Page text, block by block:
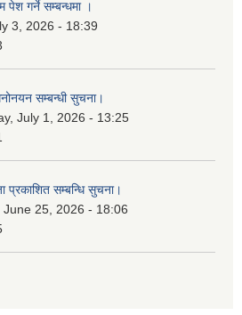
पेश गर्ने सम्बन्धमा ।
3, 2026 - 18:39
सम्बन्धी सुचना।
July 1, 2026 - 13:25
प्रकाशित सम्बन्धि सुचना।
June 25, 2026 - 18:06